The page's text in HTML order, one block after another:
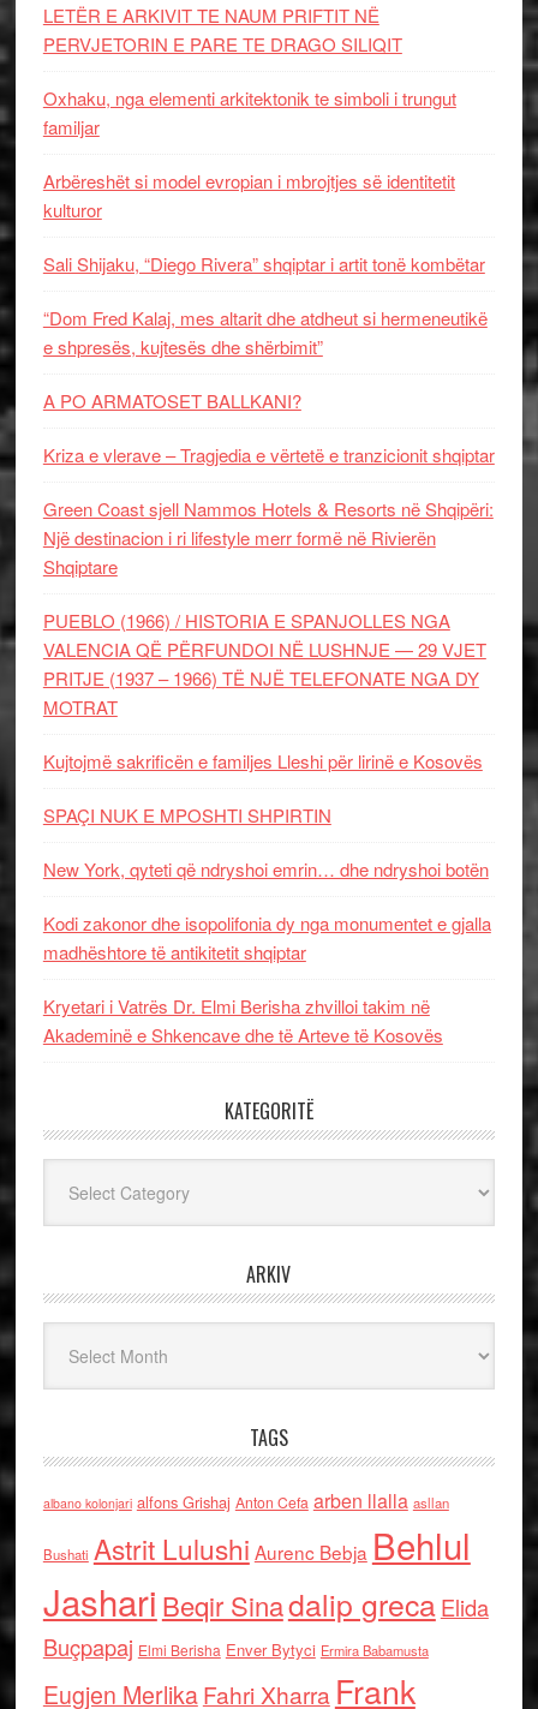
LETËR E ARKIVIT TE NAUM PRIFTIT NË
PERVJETORIN E PARE TE DRAGO SILIQIT
Oxhaku, nga elementi arkitektonik te simboli i trungut
familjar
Arbëreshët si model evropian i mbrojtjes së identitetit
kulturor
Sali Shijaku, “Diego Rivera” shqiptar i artit tonë kombëtar
“Dom Fred Kalaj, mes altarit dhe atdheut si hermeneutikë
e shpresës, kujtesës dhe shërbimit”
A PO ARMATOSET BALLKANI?
Kriza e vlerave – Tragjedia e vërtetë e tranzicionit shqiptar
Green Coast sjell Nammos Hotels & Resorts në Shqipëri:
Një destinacion i ri lifestyle merr formë në Rivierën
Shqiptare
PUEBLO (1966) / HISTORIA E SPANJOLLES NGA
VALENCIA QË PËRFUNDOI NË LUSHNJE — 29 VJET
PRITJE (1937 – 1966) TË NJË TELEFONATE NGA DY
MOTRAT
Kujtojmë sakrificën e familjes Lleshi për lirinë e Kosovës
SPAÇI NUK E MPOSHTI SHPIRTIN
New York, qyteti që ndryshoi emrin… dhe ndryshoi botën
Kodi zakonor dhe isopolifonia dy nga monumentet e gjalla
madhështore të antikitetit shqiptar
Kryetari i Vatrës Dr. Elmi Berisha zhvilloi takim në
Akademinë e Shkencave dhe të Arteve të Kosovës
KATEGORITË
ARKIV
TAGS
albano kolonjari alfons Grishaj Anton Cefa arben llalla asllan
Bushati Astrit Lulushi Aurenc Bebja Behlul
Jashari Beqir Sinadalip grecaElida
Buçpapaj Elmi Berisha Enver Bytyci Ermira Babamusta
Eugjen MerlikaFahri Xharra Frank